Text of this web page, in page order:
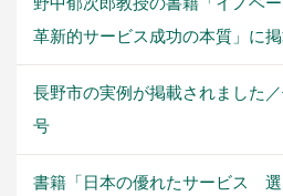
革新的サービス成功の本質」に
長野市の実例が掲載されました
号
書籍「日本の優れたサービス